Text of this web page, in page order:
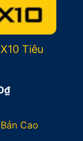
Tiêu
₫Giá
là:
8.900.000₫.